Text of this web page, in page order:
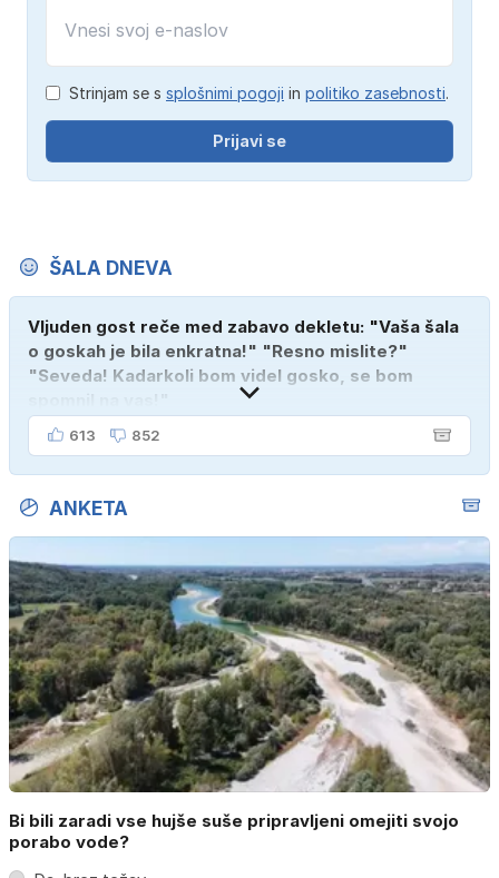
Strinjam se s splošnimi pogoji in politiko zasebnosti.
Prijavi se
ŠALA DNEVA
Vljuden gost reče med zabavo dekletu: "Vaša šala
o goskah je bila enkratna!" "Resno mislite?"
"Seveda! Kadarkoli bom videl gosko, se bom
613 852
ANKETA
Bi bili zaradi vse hujše suše pripravljeni omejiti svojo
porabo vode?